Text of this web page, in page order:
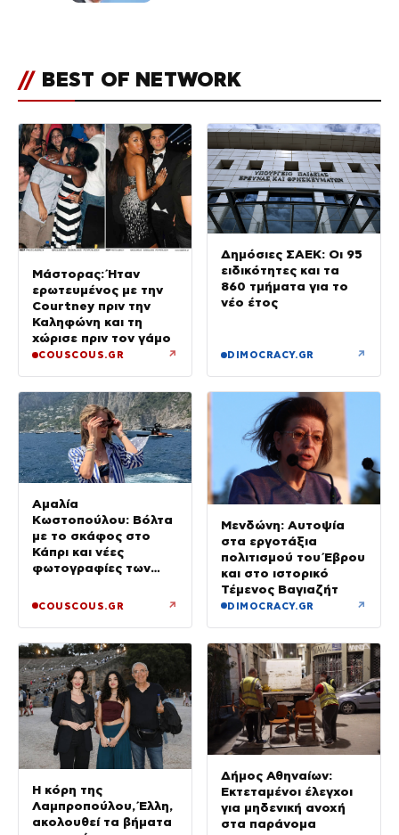
// BEST OF NETWORK
Μάστορας: Ήταν
ερωτευμένος με την
Courtney πριν την
Καληφώνη και τη
χώρισε πριν τον γάμο
COUSCOUS.GR ↗
Δημόσιες ΣΑΕΚ: Οι 95
ειδικότητες και τα
860 τμήματα για το
νέο έτος
DIMOCRACY.GR ↗
Αμαλία
Κωστοπούλου: Βόλτα
με το σκάφος στο
Κάπρι και νέες
φωτογραφίες των
COUSCOUS.GR ↗
Μενδώνη: Αυτοψία
στα εργοτάξια
πολιτισμού του Έβρου
και στο ιστορικό
Τέμενος Βαγιαζήτ
DIMOCRACY.GR ↗
Η κόρη της
Λαμπροπούλου, Έλλη,
ακολουθεί τα βήματα
Δήμος Αθηναίων:
Εκτεταμένοι έλεγχοι
για μηδενική ανοχή
στα παράνομα